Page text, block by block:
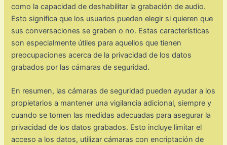
como la capacidad de deshabilitar la grabación de audio.
Esto significa que los usuarios pueden elegir si quieren que
sus conversaciones se graben o no. Estas características
son especialmente útiles para aquellos que tienen
preocupaciones acerca de la privacidad de los datos
grabados por las cámaras de seguridad.
En resumen, las cámaras de seguridad pueden ayudar a los
propietarios a mantener una vigilancia adicional, siempre y
cuando se tomen las medidas adecuadas para asegurar la
privacidad de los datos grabados. Esto incluye limitar el
acceso a los datos, utilizar cámaras con encriptación de